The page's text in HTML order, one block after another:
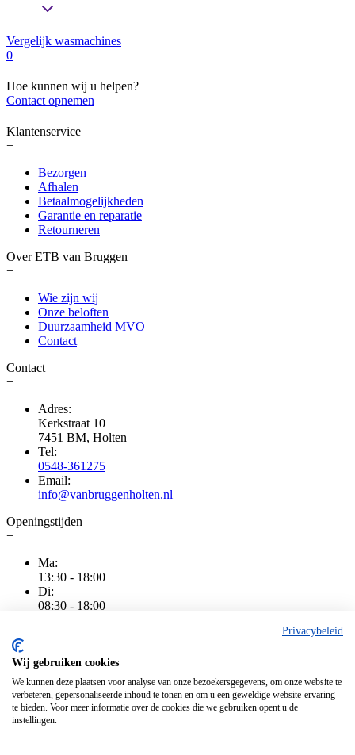
Privacybeleid
Wij gebruiken cookies
We kunnen deze plaatsen voor analyse van onze bezoekersgegevens, om onze website te
verbeteren, gepersonaliseerde inhoud te tonen en om u een geweldige website-ervaring
te bieden. Voor meer informatie over de cookies die we gebruiken opent u de
instellingen.
Vergelijk wasmachines
0
Hoe kunnen wij u helpen?
Contact opnemen
Klantenservice
+
Bezorgen
Afhalen
Betaalmogelijkheden
Garantie en reparatie
Retourneren
Over ETB van Bruggen
+
Wie zijn wij
Onze beloften
Duurzaamheid MVO
Contact
Contact
+
Adres:
Kerkstraat 10
7451 BM, Holten
Tel:
0548-361275
Email:
info@vanbruggenholten.nl
Openingstijden
+
Ma:
13:30 - 18:00
Di:
08:30 - 18:00
08:30 - 20:00
08:30 - 18:00
Za:
08:30 - 16:00